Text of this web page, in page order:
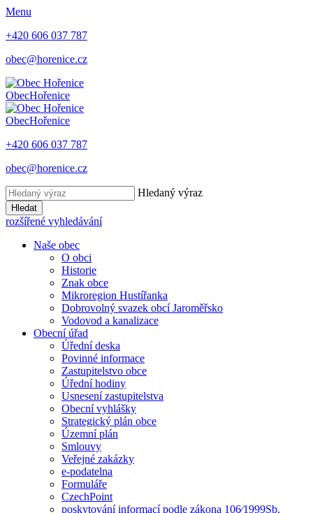
Menu
+420 606 037 787
obec@horenice.cz
ObecHořenice
ObecHořenice
+420 606 037 787
obec@horenice.cz
Hledaný výraz
Hledat
rozšířené vyhledávání
Naše obec
O obci
Historie
Znak obce
Mikroregion Hustířanka
Dobrovolný svazek obcí Jaroměřsko
Vodovod a kanalizace
Obecní úřad
Úřední deska
Povinné informace
Zastupitelstvo obce
Úřední hodiny
Usnesení zastupitelstva
Obecní vyhlášky
Strategický plán obce
Územní plán
Smlouvy
Veřejné zakázky
e-podatelna
Formuláře
CzechPoint
poskytování informací podle zákona 106⁄1999Sb.